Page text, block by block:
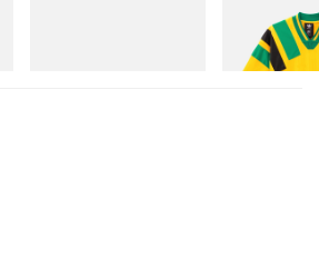
Adidas
Dead Disney
立即購入